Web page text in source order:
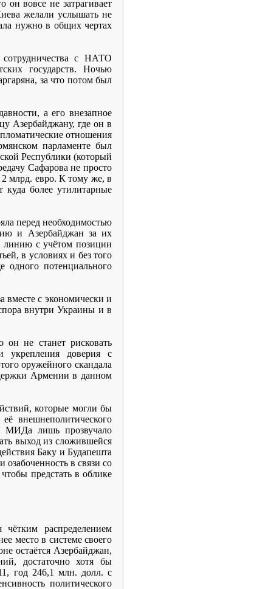
вовсе не затрагивает
желали услышать не
нужно в общих чертах
с НАТО
государств. Ночью
за что потом был
а его внезапное
Азербайджану, где он в
отношения
парламенте был
Республики (который
Сафарова не просто
2 млрд. евро. К тому же, в
более утилитарные
перед необходимостью
и Азербайджан за их
линию с учётом позиции
в условиях и без того
потенциального
вместе с экономически и
внутри Украины и в
он не станет рисковать
укрепления доверия с
оружейного скандала
Армении в данном
которые могли бы
внешнеполитического
МИДа лишь прозвучало
выход из сложившейся
Баку и Будапешта
в связи со
предстать в облике
чётким распределением
место в системе своего
остаётся Азербайджан,
достаточно хотя бы
год 246,1 млн. долл. с
политического